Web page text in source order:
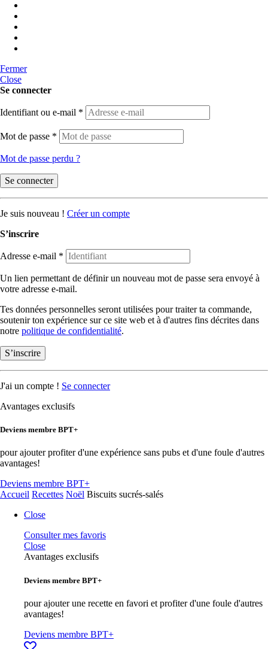
Fermer
Close
Se connecter
Identifiant ou e-mail *
Mot de passe *
Mot de passe perdu ?
Se connecter
Je suis nouveau ! Créer un compte
S’inscrire
Adresse e-mail *
Un lien permettant de définir un nouveau mot de passe sera envoyé à
votre adresse e-mail.
Tes données personnelles seront utilisées pour traiter ta commande,
soutenir ton expérience sur ce site web et à d'autres fins décrites dans
notre politique de confidentialité.
S’inscrire
J'ai un compte ! Se connecter
Avantages exclusifs
Deviens membre BPT+
pour ajouter profiter d'une expérience sans pubs et d'une foule d'autres
avantages!
Deviens membre BPT+
Accueil Recettes Noël Biscuits sucrés-salés
Close
Consulter mes favoris
Close
Avantages exclusifs
Deviens membre BPT+
pour ajouter une recette en favori et profiter d'une foule d'autres
avantages!
Deviens membre BPT+